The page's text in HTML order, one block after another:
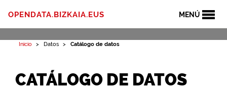
MENÚ
OPENDATA.BIZKAIA.EUS
Inicio Datos Catálogo de datos
CATÁLOGO DE DATOS